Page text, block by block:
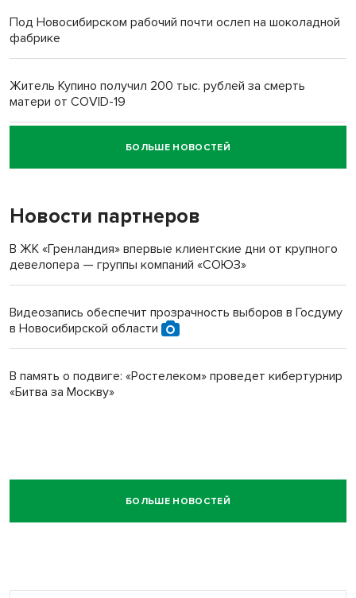
Под Новосибирском рабочий почти ослеп на шоколадной
фабрике
Житель Купино получил 200 тыс. рублей за смерть
матери от COVID-19
Новосибирский суд наказал водителя за смерть
пенсионерки на вокзале
БОЛЬШЕ НОВОСТЕЙ
Новости партнеров
В ЖК «Гренландия» впервые клиентские дни от крупного
девелопера — группы компаний «СОЮЗ»
Видеозапись обеспечит прозрачность выборов в Госдуму
в Новосибирской области
В память о подвиге: «Ростелеком» проведет кибертурнир
«Битва за Москву»
БОЛЬШЕ НОВОСТЕЙ